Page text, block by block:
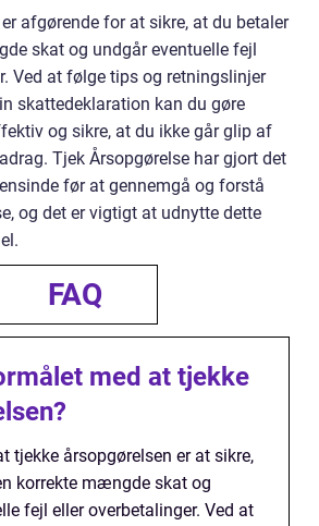
afgørende for at sikre, at du betaler
skat og undgår eventuelle fejl
Ved at følge tips og retningslinjer
skattedeklaration kan du gøre
og sikre, at du ikke går glip af
Tjek Årsopgørelse har gjort det
før at gennemgå og forstå
og det er vigtigt at udnytte dette
FAQ
med at tjekke
tjekke årsopgørelsen er at sikre,
korrekte mængde skat og
fejl eller overbetalinger. Ved at